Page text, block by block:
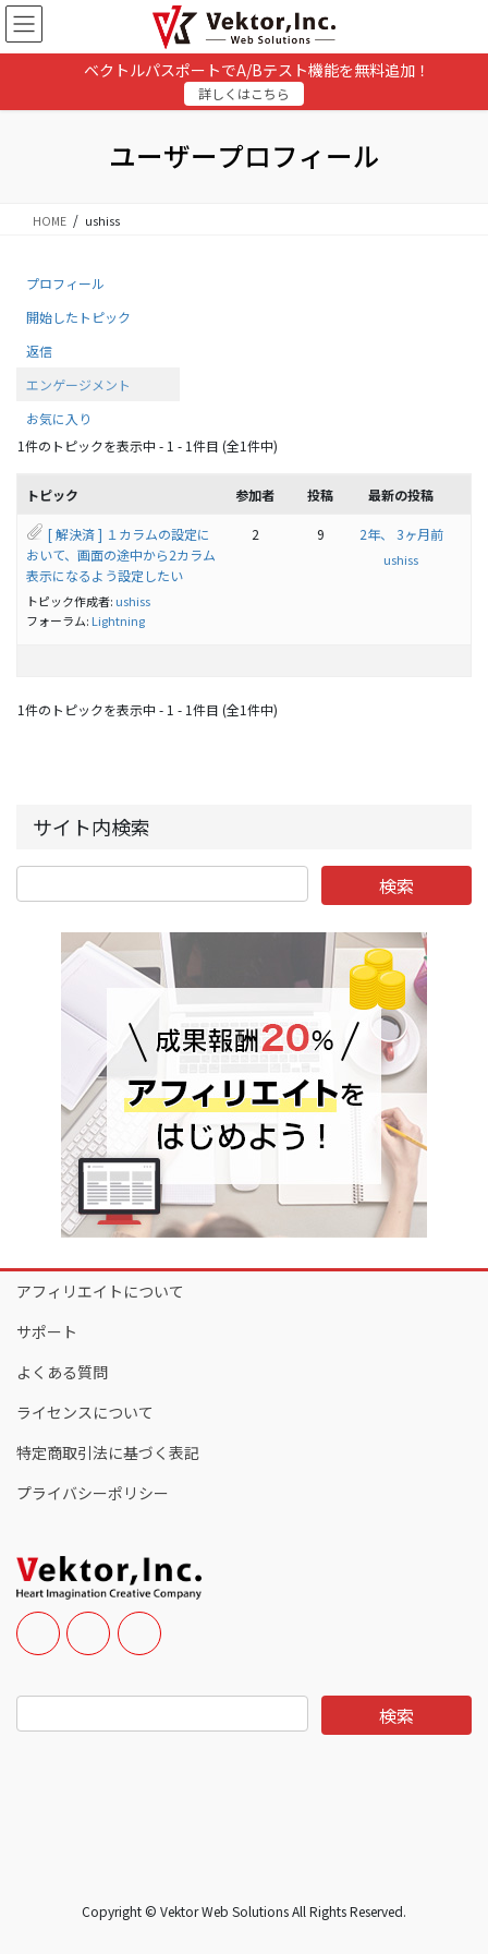
コ
ン
テ
ナ
ビ
ゲ
ベクトルパスポートでA/Bテスト機能を無料追加！
詳しくはこちら
ユーザープロフィール
HOME ushiss
プロフィール
開始したトピック
返信
エンゲージメント
お気に入り
1件のトピックを表示中 - 1 - 1件目 (全1件中)
トピック 参加者 投稿 最新の投稿
[ 解決済 ] １カラムの設定に
おいて、画面の途中から2カラム
表示になるよう設定したい
トピック作成者: ushiss
フォーラム: Lightning
2 9 2年、 3ヶ月前
ushiss
1件のトピックを表示中 - 1 - 1件目 (全1件中)
サイト内検索
アフィリエイトについて
サポート
よくある質問
ライセンスについて
特定商取引法に基づく表記
プライバシーポリシー
Copyright © Vektor Web Solutions All Rights Reserved.